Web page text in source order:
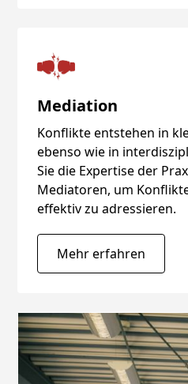
Mediation
Konflikte entstehen in
ebenso wie in
Sie die Expertise der
Mediatoren, um
effektiv zu adressieren.
Mehr erfahren